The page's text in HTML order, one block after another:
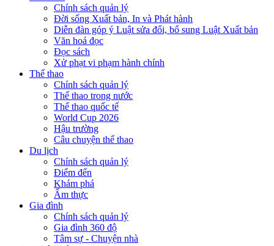
Chính sách quản lý
Đời sống Xuất bản, In và Phát hành
Diễn đàn góp ý Luật sửa đổi, bổ sung Luật Xuất bản
Văn hoá đọc
Đọc sách
Xử phạt vi phạm hành chính
Thể thao
Chính sách quản lý
Thể thao trong nước
Thể thao quốc tế
World Cup 2026
Hậu trường
Câu chuyện thể thao
Du lịch
Chính sách quản lý
Điểm đến
Khám phá
Ẩm thực
Gia đình
Chính sách quản lý
Gia đình 360 độ
Tâm sự - Chuyện nhà